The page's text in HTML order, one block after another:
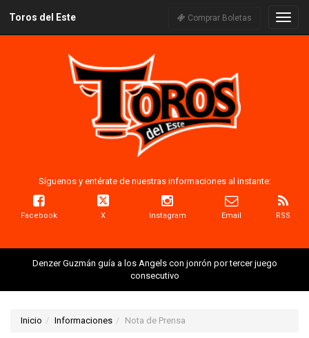
Toros del Este Comprar Boletas
Síguenos y entérate de nuestras informaciones al instante:
Facebook X Instagram Email RSS
Denzer Guzmán guía a los Angels con jonrón por tercer juego
consecutivo
Inicio Informaciones Nota de Prensa